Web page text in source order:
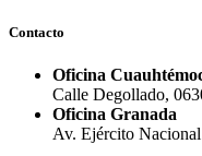
Contacto
Oficina
Calle Degollado,
Oficina Granada
Av. Ejército